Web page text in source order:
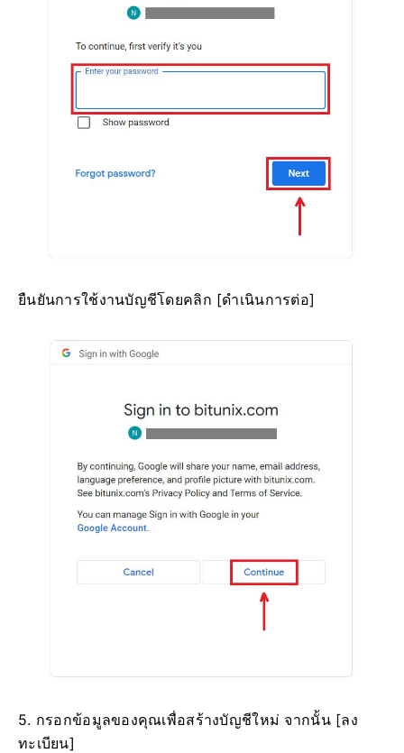
ยืนยันการใช้งานบัญชีโดยคลิก [ดำเนินการต่อ]
5. กรอกข้อมูลของคุณเพื่อสร้างบัญชีใหม่ จากนั้น [ลง
ทะเบียน]